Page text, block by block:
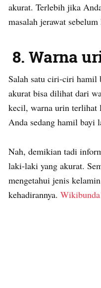
akurat. Terlebih jika
masalah jerawat
8. Warna
Salah satu ciri-ciri
akurat bisa dilihat dari
kecil, warna urin terlihat
Anda sedang hamil bayi
Nah, demikian tadi
laki-laki yang akurat.
mengetahui jenis
kehadirannya. Wikibunda